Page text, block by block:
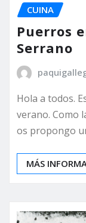
CUINA
Puerros
Serrano
Hola a todos.
verano. Como
os propongo
MÁS